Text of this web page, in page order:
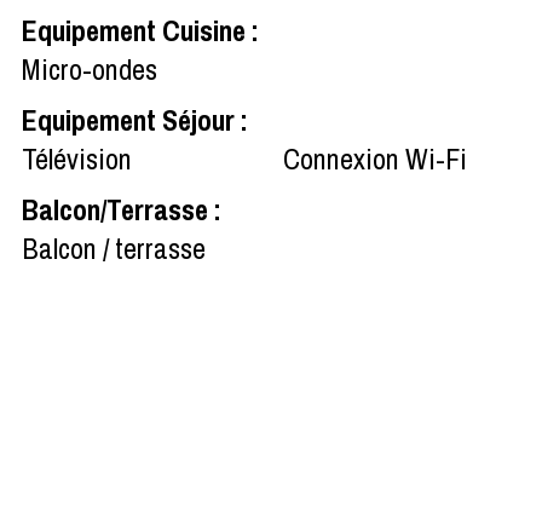
Equipement Cuisine :
Micro-ondes
Equipement Séjour:
Télévision
Connexion Wi-Fi
Balcon/Terrasse :
Balcon / terrasse